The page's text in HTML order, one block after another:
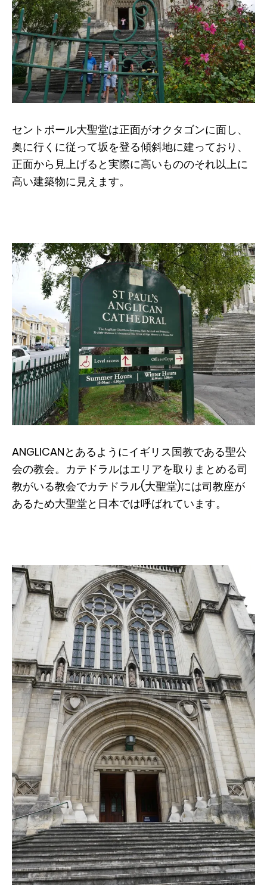
セントポール大聖堂は正面がオクタゴンに面し、
奥に行くに従って坂を登る傾斜地に建っており、
正面から見上げると実際に高いもののそれ以上に
高い建築物に見えます。
ANGLICANとあるようにイギリス国教である聖公
会の教会。カテドラルはエリアを取りまとめる司
教がいる教会でカテドラル(大聖堂)には司教座が
あるため大聖堂と日本では呼ばれています。